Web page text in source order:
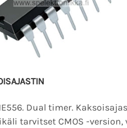
Dual timer.
tarvitset CMOS -version,